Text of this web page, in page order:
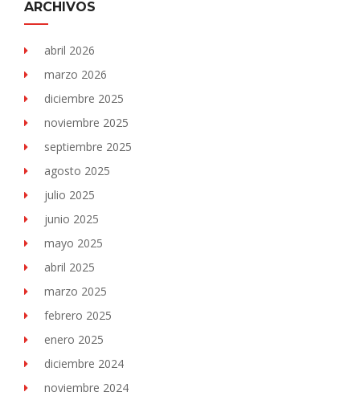
ARCHIVOS
abril 2026
marzo 2026
diciembre 2025
noviembre 2025
septiembre 2025
agosto 2025
julio 2025
junio 2025
mayo 2025
abril 2025
marzo 2025
febrero 2025
enero 2025
diciembre 2024
noviembre 2024